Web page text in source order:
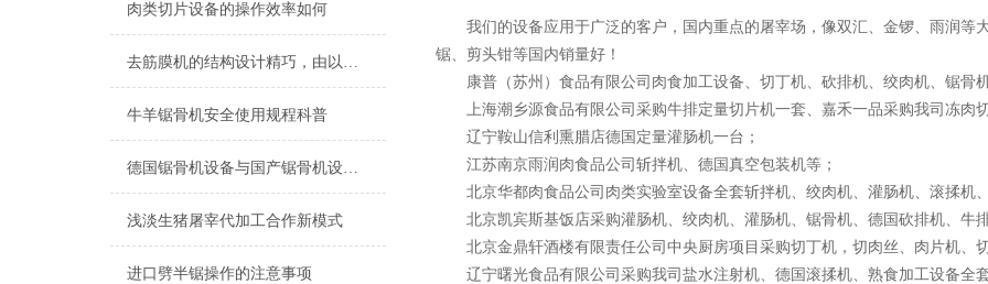
肉类切片设备的操作效率如何
去筋膜机的结构设计精巧，由以下几个部分组成
牛羊锯骨机安全使用规程科普
德国锯骨机设备与国产锯骨机设备的区别有哪些？
浅淡生猪屠宰代加工合作新模式
进口劈半锯操作的注意事项
我们的设备应用于广泛的客户，国内重点的屠宰场，像双汇、金锣、雨润等
锯、剪头钳等国内销量好！
康普（苏州）食品有限公司肉食加工设备、切丁机、砍排机、绞肉机、锯骨机
上海潮乡源食品有限公司采购牛排定量切片机一套、嘉禾一品采购我司冻肉切
辽宁鞍山信利熏腊店德国定量灌肠机一台；
江苏南京雨润肉食品公司斩拌机、德国真空包装机等；
北京华都肉食品公司肉类实验室设备全套斩拌机、绞肉机、灌肠机、滚揉机
北京凯宾斯基饭店采购灌肠机、绞肉机、灌肠机、锯骨机、德国砍排机、牛排
北京金鼎轩酒楼有限责任公司中央厨房项目采购切丁机，切肉丝、肉片机、切
辽宁曙光食品有限公司采购我司盐水注射机、德国滚揉机、熟食加工设备全套